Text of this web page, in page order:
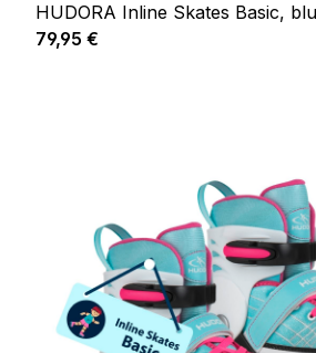
HUDORA Inline Skates Basic,
Regulärer Preis:
79,95 €